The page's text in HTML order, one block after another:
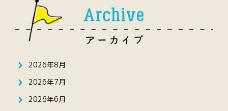
2026年8月
2026年7月
2026年6月